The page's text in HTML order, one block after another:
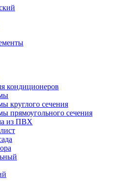
кондиционеров
круглого сечения
прямоугольного сечения
из ПВХ